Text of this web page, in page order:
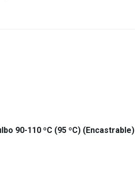
90-110 ºC (95 ºC) (Encastrable)